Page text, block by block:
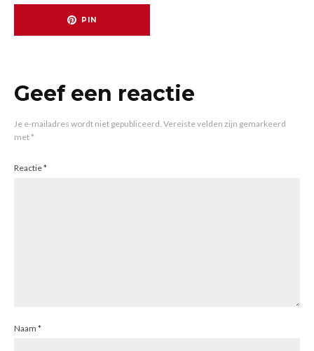
PIN
Geef een reactie
Je e-mailadres wordt niet gepubliceerd. Vereiste velden zijn gemarkeerd
met*
Reactie*
Naam *